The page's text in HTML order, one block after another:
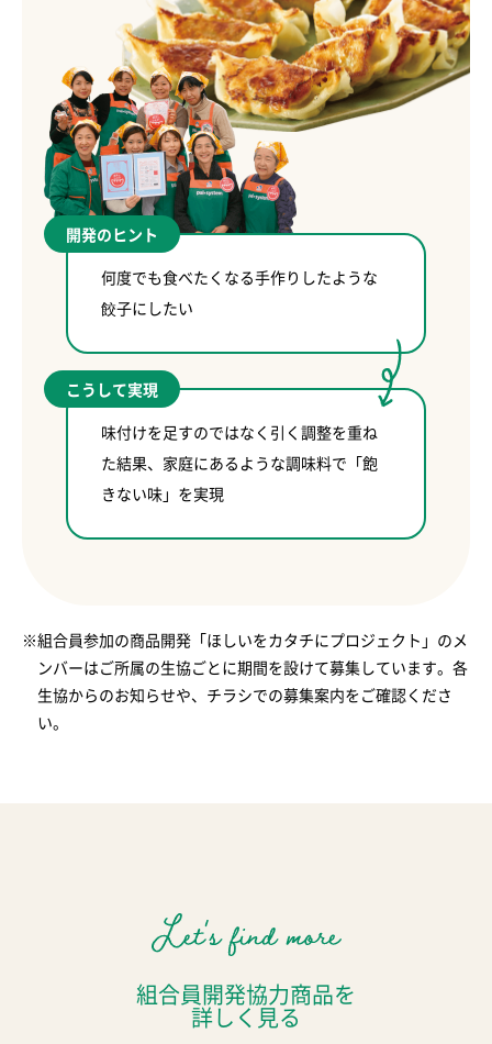
開発のヒント
何度でも食べたくなる手作りしたような
餃子にしたい
こうして実現
味付けを足すのではなく引く調整を重ね
た結果、家庭にあるような調味料で「飽
きない味」を実現
※組合員参加の商品開発「ほしいをカタチにプロジェクト」のメ
ンバーはご所属の生協ごとに期間を設けて募集しています。各
生協からのお知らせや、チラシでの募集案内をご確認くださ
い。
組合員開発協力商品を
詳しく見る